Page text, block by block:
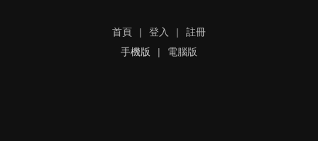
首頁 | 登入 |
註冊
手機版
| 電腦版